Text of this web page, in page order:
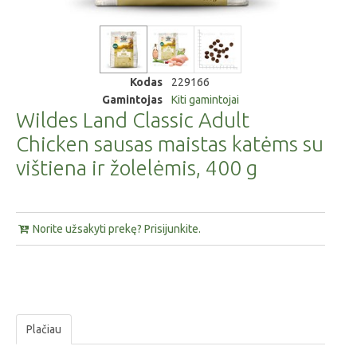
Kodas
229166
Gamintojas
Kiti gamintojai
Wildes Land Classic Adult
Chicken sausas maistas katėms su
vištiena ir žolelėmis, 400 g
Norite užsakyti prekę? Prisijunkite.
Plačiau